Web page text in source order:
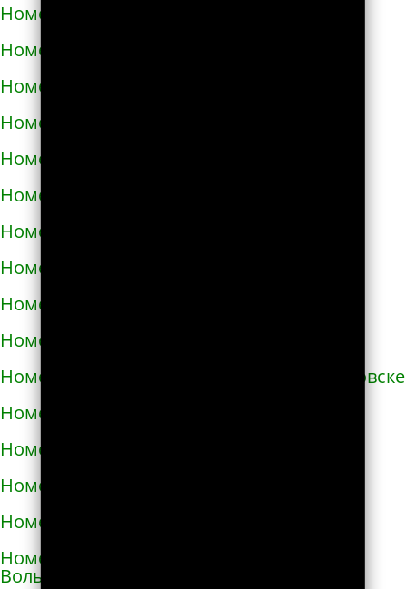
Номера телефонов такси в Боярке
Номера телефонов такси в Броварах
Номера телефонов такси в Бродах
Номера телефонов такси в Бурштыне
Номера телефонов такси в Буче
Номера телефонов такси в Бучаче
Номера телефонов такси в Вараше
Номера телефонов такси в Васильевке
Номера телефонов такси в Василькове
Номера телефонов такси в Ватутино
Номера телефонов такси в Верхнеднепровске
Номера телефонов такси в Винниках
Номера телефонов такси в Виннице
Номера телефонов такси в Виноградове
Номера телефонов такси в Вишнёвом
Номера телефонов такси во Владимире-
Волынском